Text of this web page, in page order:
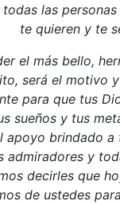
las
te quieren y te
el más bello,
será el motivo
para que tus
sueños y tus
apoyo brindado a
admiradores y
decirles que
de ustedes